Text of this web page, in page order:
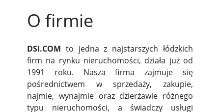
O firmie
DSI.COM to jedna z najstarszych łódzkich
firm na rynku nieruchomości, działa już od
1991 roku. Nasza firma zajmuje się
pośrednictwem w sprzedaży, zakupie,
najmie, wynajmie oraz dzierżawie różnego
typu nieruchomości, a świadczy usługi